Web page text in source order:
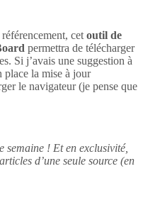
cet outil de
permettra de télécharger
Si j’avais une suggestion à
place la mise à jour
le navigateur (je pense que
semaine ! Et en exclusivité,
d’une seule source (en